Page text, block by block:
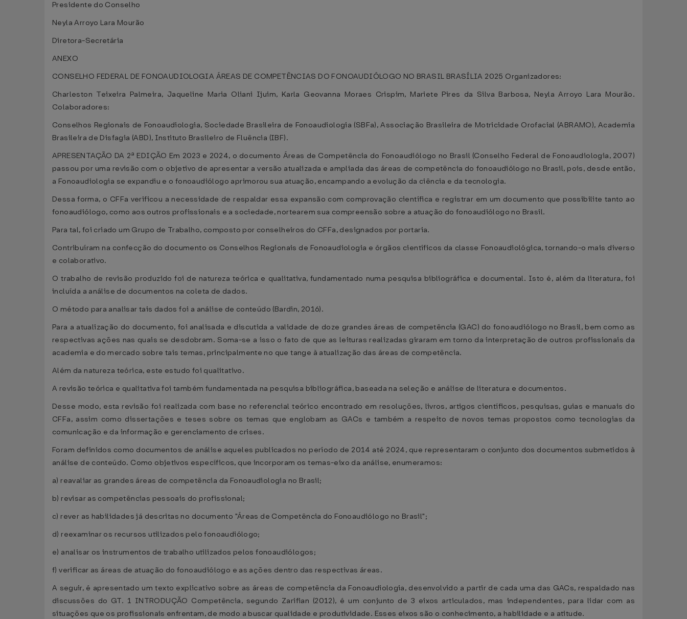
Presidente do Conselho
Neyla Arroyo Lara Mourão
Diretora-Secretária
ANEXO
CONSELHO FEDERAL DE FONOAUDIOLOGIA ÁREAS DE COMPETÊNCIAS DO FONOAUDIÓLOGO NO BRASIL BRASÍLIA 2025 Organizadores:
Charleston Teixeira Palmeira, Jaqueline Maria Oliani Ijuim, Karla Geovanna Moraes Crispim, Mariete Pires da Silva Barbosa, Neyla Arroyo Lara Mourão.
Colaboradores:
Conselhos Regionais de Fonoaudiologia, Sociedade Brasileira de Fonoaudiologia (SBFa), Associação Brasileira de Motricidade Orofacial (ABRAMO), Academia
Brasileira de Disfagia (ABD), Instituto Brasileiro de Fluência (IBF).
APRESENTAÇÃO DA 2ª EDIÇÃO Em 2023 e 2024, o documento Áreas de Competência do Fonoaudiólogo no Brasil (Conselho Federal de Fonoaudiologia, 2007)
passou por uma revisão com o objetivo de apresentar a versão atualizada e ampliada das áreas de competência do fonoaudiólogo no Brasil, pois, desde então,
a Fonoaudiologia se expandiu e o fonoaudiólogo aprimorou sua atuação, encampando a evolução da ciência e da tecnologia.
Dessa forma, o CFFa verificou a necessidade de respaldar essa expansão com comprovação científica e registrar em um documento que possibilite tanto ao
fonoaudiólogo, como aos outros profissionais e a sociedade, nortearem sua compreensão sobre a atuação do fonoaudiólogo no Brasil.
Para tal, foi criado um Grupo de Trabalho, composto por conselheiros do CFFa, designados por portaria.
Contribuíram na confecção do documento os Conselhos Regionais de Fonoaudiologia e órgãos científicos da classe Fonoaudiológica, tornando-o mais diverso
e colaborativo.
O trabalho de revisão produzido foi de natureza teórica e qualitativa, fundamentado numa pesquisa bibliográfica e documental. Isto é, além da literatura, foi
incluída a análise de documentos na coleta de dados.
O método para analisar tais dados foi a análise de conteúdo (Bardin, 2016).
Para a atualização do documento, foi analisada e discutida a validade de doze grandes áreas de competência (GAC) do fonoaudiólogo no Brasil, bem como as
respectivas ações nas quais se desdobram. Soma-se a isso o fato de que as leituras realizadas giraram em torno da interpretação de outros profissionais da
academia e do mercado sobre tais temas, principalmente no que tange à atualização das áreas de competência.
Além da natureza teórica, este estudo foi qualitativo.
A revisão teórica e qualitativa foi também fundamentada na pesquisa bibliográfica, baseada na seleção e análise de literatura e documentos.
Desse modo, esta revisão foi realizada com base no referencial teórico encontrado em resoluções, livros, artigos científicos, pesquisas, guias e manuais do
CFFa, assim como dissertações e teses sobre os temas que englobam as GACs e também a respeito de novos temas propostos como tecnologias da
comunicação e da informação e gerenciamento de crises.
Foram definidos como documentos de análise aqueles publicados no período de 2014 até 2024, que representaram o conjunto dos documentos submetidos à
análise de conteúdo. Como objetivos específicos, que incorporam os temas-eixo da análise, enumeramos:
a) reavaliar as grandes áreas de competência da Fonoaudiologia no Brasil;
b) revisar as competências pessoais do profissional;
c) rever as habilidades já descritas no documento "Áreas de Competência do Fonoaudiólogo no Brasil";
d) reexaminar os recursos utilizados pelo fonoaudiólogo;
e) analisar os instrumentos de trabalho utilizados pelos fonoaudiólogos;
f) verificar as áreas de atuação do fonoaudiólogo e as ações dentro das respectivas áreas.
A seguir, é apresentado um texto explicativo sobre as áreas de competência da Fonoaudiologia, desenvolvido a partir de cada uma das GACs, respaldado nas
discussões do GT. 1 INTRODUÇÃO Competência, segundo Zarifian (2012), é um conjunto de 3 eixos articulados, mas independentes, para lidar com as
situações que os profissionais enfrentam, de modo a buscar qualidade e produtividade. Esses eixos são o conhecimento, a habilidade e a atitude.